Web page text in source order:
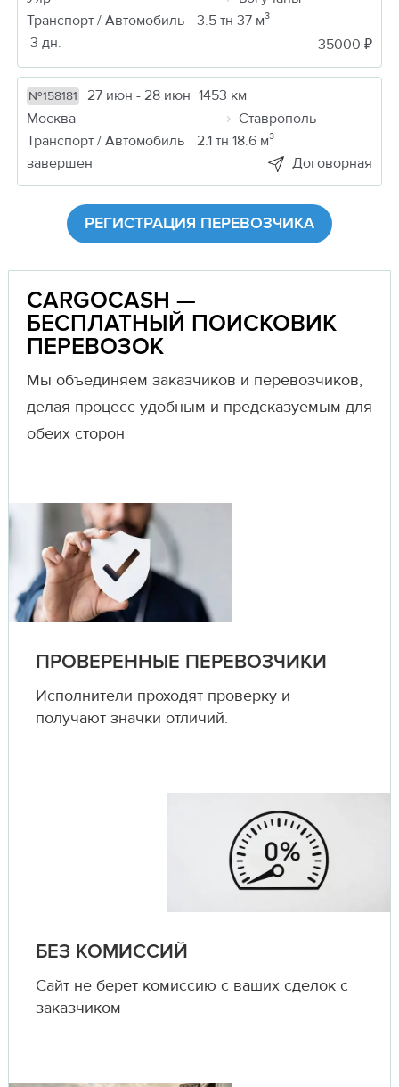
Транспорт / Автомобиль
3.5 тн 37 м³
3 дн.
35000 ₽
№158181 27 июн - 28 июн 1453 км
Москва
Ставрополь
Транспорт / Автомобиль
2.1 тн 18.6 м³
завершен
Договорная
РЕГИСТРАЦИЯ ПЕРЕВОЗЧИКА
CARGOCASH —
БЕСПЛАТНЫЙ ПОИСКОВИК
ПЕРЕВОЗОК
Мы объединяем заказчиков и перевозчиков,
делая процесс удобным и предсказуемым для
обеих сторон
ПРОВЕРЕННЫЕ ПЕРЕВОЗЧИКИ
Исполнители проходят проверку и
получают значки отличий.
БЕЗ КОМИССИЙ
Сайт не берет комиссию с ваших сделок с
заказчиком